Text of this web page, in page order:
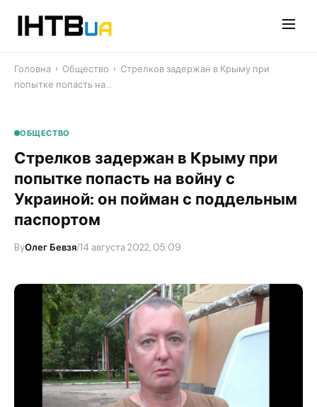
Головна › Общество › Стрелков задержан в Крыму при
попытке попасть на…
ОБЩЕСТВО
Стрелков задержан в Крыму при
попытке попасть на войну с
Украиной: он пойман с поддельным
паспортом
ByОлег Бевзя/14 августа 2022, 05:09